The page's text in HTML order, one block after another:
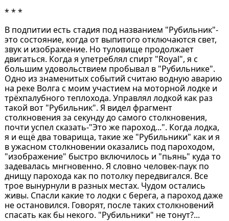
* * *
В подпитии есть стадия под названием "Рубильник"-
это состояние, когда от выпитого отключаются свет,
звук и изображение. Но туловище продолжает
двигаться. Когда я упетреблял спирт "Royal", я с
большим удовольствием пробывал в "Рубильнике".
Одно из знаменитых событий считаю водную аварию
на реке Волга с моим участием на моторной лодке и
трёхпалубного теплохода. Управлял лодкой как раз
такой вот "Рубильник". Я видел фрагмент
столкновения за секунду до самого столкновения,
почти успел сказать-"Это же пароход...". Когда лодка,
я и ещё два товарища, такие же "Рубильники" как и я
в ужасном столкновении оказались под пароходом,
"изображение" быстро включилось и "пьянь" куда то
задевалась мнгновенно. Я словно человек-паук по
днищу парохода как по потолку передвигался. Все
трое вынурнули в разных местах. Чудом остались
живы. Спасли какие то лодки с берега, а пароход даже
не остановился. Говорят, после таких столкновений
спасать как бы некого. "Рубильники" не тонут?...